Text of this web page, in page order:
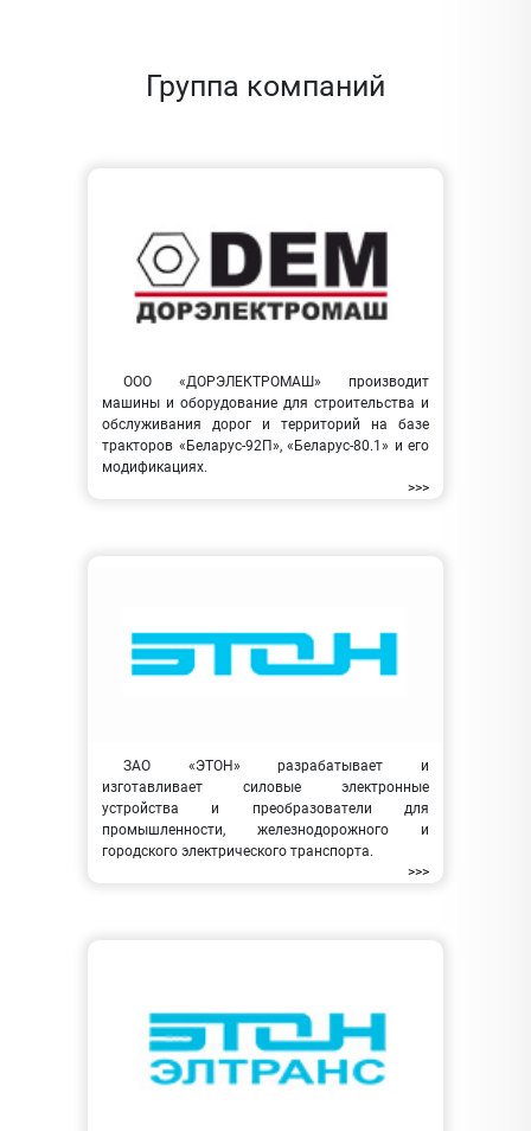
Группа компаний
ООО «ДОРЭЛЕКТРОМАШ» производит
машины и оборудование для строительства и
обслуживания дорог и территорий на базе
тракторов «Беларус-92П», «Беларус-80.1» и его
модификациях.
>>>
ЗАО «ЭТОН» разрабатывает и
изготавливает силовые электронные
устройства и преобразователи для
промышленности, железнодорожного и
городского электрического транспорта.
>>>